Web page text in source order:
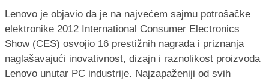
Lenovo je objavio da je na najvećem sajmu potrošačke
elektronike 2012 International Consumer Electronics
Show (CES) osvojio 16 prestižnih nagrada i priznanja
naglašavajući inovativnost, dizajn i raznolikost proizvoda
Lenovo unutar PC industrije. Najzapaženiji od svih